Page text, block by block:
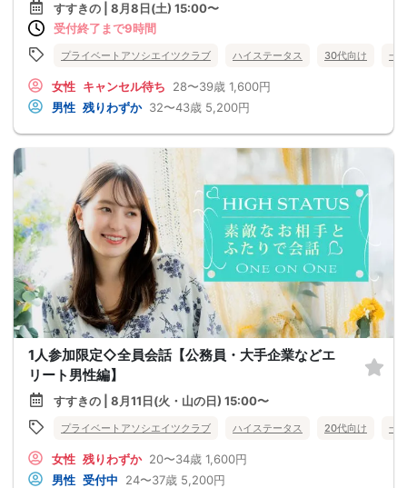
すすきの | 8月8日(土) 15:00〜
受付終了まで9時間
プライベートアソシエイツクラブ ハイステータス 30代向け 一
女性 キャンセル待ち 28〜39歳 1,600円
男性 残りわずか 32〜43歳 5,200円
1人参加限定◇全員会話【公務員・大手企業などエ
リート男性編】
すすきの | 8月11日(火・山の日) 15:00〜
プライベートアソシエイツクラブ ハイステータス 20代向け 一
女性 残りわずか 20〜34歳 1,600円
男性 受付中 24〜37歳 5,200円